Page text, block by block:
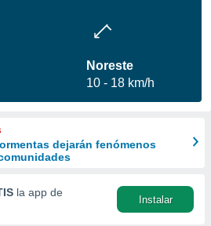
Noreste
10
18 km/h
dejarán fenómenos
la app de
Instalar